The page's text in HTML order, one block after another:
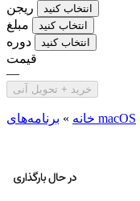
ریجن
انتخاب کنید
مبلغ انتخاب کنید
دوره انتخاب کنید
قیمت
—
خرید + تحویل آنی
خانه » برنامه‌های macOS